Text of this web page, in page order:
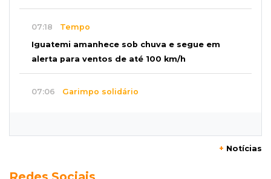
07:18 Tempo
Iguatemi amanhece sob chuva e segue em
alerta para ventos de até 100 km/h
07:06 Garimpo solidário
Cinco famílias iniciaram festa que celebra
+ Notícias